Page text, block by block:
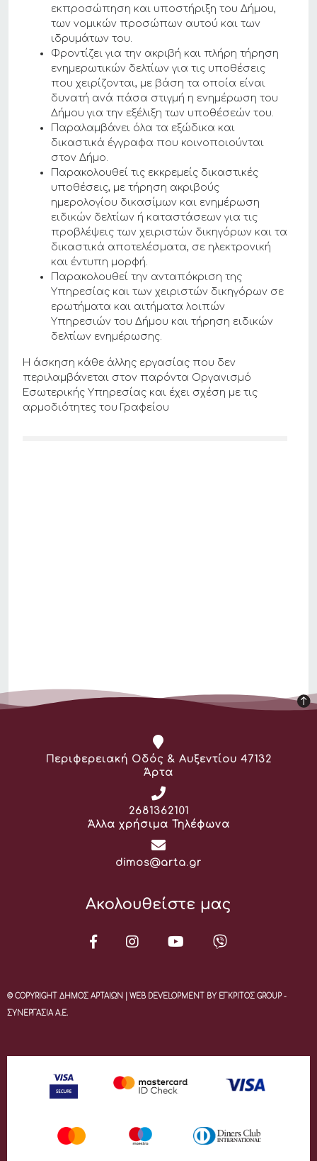
εκπροσώπηση και υποστήριξη του Δήμου,
των νομικών προσώπων αυτού και των
ιδρυμάτων του.
Φροντίζει για την ακριβή και πλήρη τήρηση
ενημερωτικών δελτίων για τις υποθέσεις
που χειρίζονται, με βάση τα οποία είναι
δυνατή ανά πάσα στιγμή η ενημέρωση του
Δήμου για την εξέλιξη των υποθέσεών του.
Παραλαμβάνει όλα τα εξώδικα και
δικαστικά έγγραφα που κοινοποιούνται
στον Δήμο.
Παρακολουθεί τις εκκρεμείς δικαστικές
υποθέσεις, με τήρηση ακριβούς
ημερολογίου δικασίμων και ενημέρωση
ειδικών δελτίων ή καταστάσεων για τις
προβλέψεις των χειριστών δικηγόρων και τα
δικαστικά αποτελέσματα, σε ηλεκτρονική
και έντυπη μορφή.
Παρακολουθεί την ανταπόκριση της
Υπηρεσίας και των χειριστών δικηγόρων σε
ερωτήματα και αιτήματα λοιπών
Υπηρεσιών του Δήμου και τήρηση ειδικών
δελτίων ενημέρωσης.
Η άσκηση κάθε άλλης εργασίας που δεν
περιλαμβάνεται στον παρόντα Οργανισμό
Εσωτερικής Υπηρεσίας και έχει σχέση με τις
αρμοδιότητες του Γραφείου
Διεύθυνση:
Περιφερειακή Οδός & Αυξεντίου 47132
Άρτα
Τηλέφωνο:
2681362101
Άλλα χρήσιμα Τηλέφωνα
Email:
dimos@arta.gr
Ακολουθείστε μας
© COPYRIGHT ΔΗΜΟΣ ΑΡΤΑΙΩΝ | WEB DEVELOPMENT BY ΕΓΚΡΙΤΟΣ GROUP -
ΣΥΝΕΡΓΑΣΙΑ Α.Ε.